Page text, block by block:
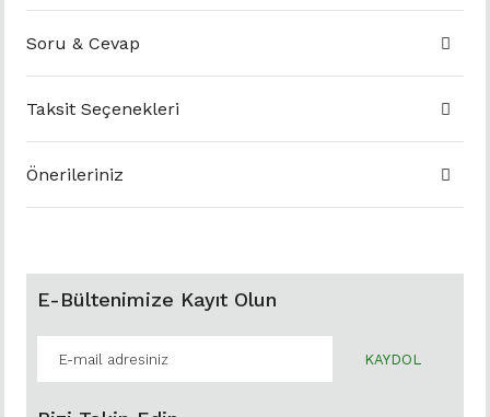
Soru & Cevap
Taksit Seçenekleri
Önerileriniz
E-Bültenimize Kayıt Olun
KAYDOL